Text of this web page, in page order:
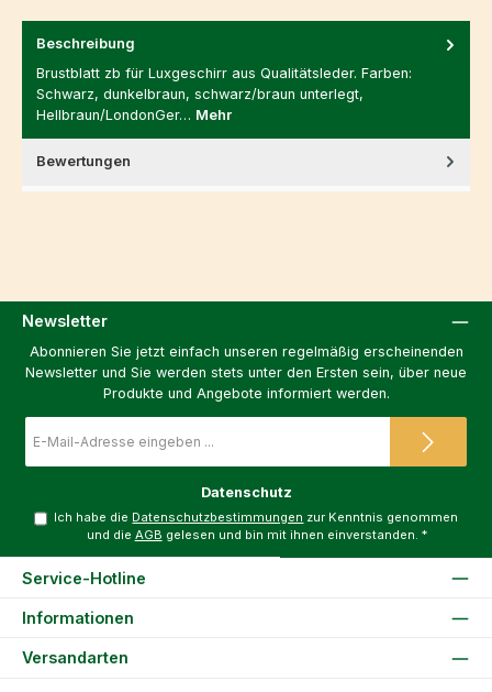
Beschreibung
Brustblatt zb für Luxgeschirr aus Qualitätsleder. Farben:
Schwarz, dunkelbraun, schwarz/braun unterlegt,
Hellbraun/LondonGer… Mehr
Bewertungen
Newsletter
Abonnieren Sie jetzt einfach unseren regelmäßig erscheinenden
Newsletter und Sie werden stets unter den Ersten sein, über neue
Produkte und Angebote informiert werden.
Mail-
Adresse
Datenschutz
Ich habe die Datenschutzbestimmungen zur Kenntnis genommen
und die AGB gelesen und bin mit ihnen einverstanden. *
Service-Hotline
Informationen
Versandarten